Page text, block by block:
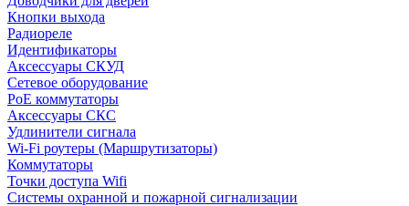
Кнопки выхода
Радиореле
Идентификаторы
Аксессуары СКУД
Сетевое оборудование
PoE коммутаторы
Аксессуары СКС
Удлинители сигнала
Wi-Fi роутеры (Маршрутизаторы)
Коммутаторы
Точки доступа Wifi
Системы охранной и пожарной сигнализации